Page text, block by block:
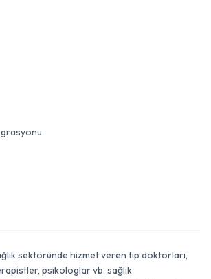
sektöründe hizmet veren tıp doktorları,
psikologlar vb. sağlık